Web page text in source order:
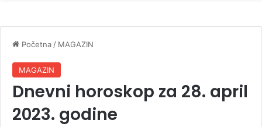
Početna / MAGAZIN
MAGAZIN
Dnevni horoskop za 28. april
2023. godine